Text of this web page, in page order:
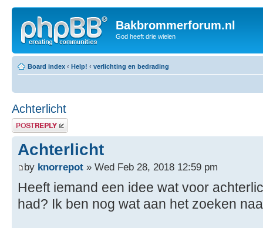
Bakbrommerforum.nl
God heeft drie wielen
Board index ‹ Help! ‹ verlichting en bedrading
Achterlicht
Post a reply
Achterlicht
by knorrepot » Wed Feb 28, 2018 12:59 pm
Heeft iemand een idee wat voor
had? Ik ben nog wat aan het zoeken